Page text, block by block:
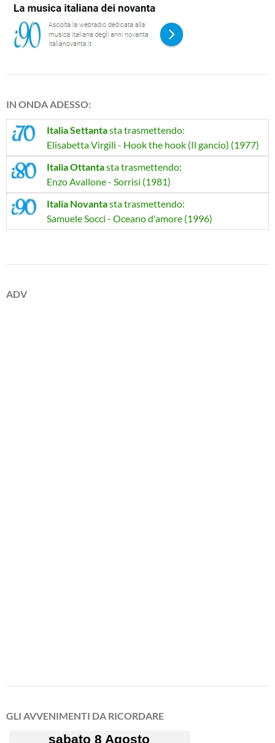
IN ONDA ADESSO:
Italia Settantasta trasmettendo:
Elisabetta Virgili - Hook the hook (Il gancio) (1977)
Italia Ottantasta trasmettendo:
Enzo Avallone - Sorrisi (1981)
Italia Novantasta trasmettendo:
Samuele Socci - Oceano d'amore (1996)
ADV
GLI AVVENIMENTI DA RICORDARE